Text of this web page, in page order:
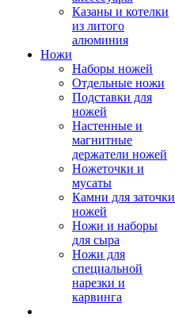
Казаны и котелки
из литого
алюминия
Ножи
Наборы ножей
Отдельные ножи
Подставки для
ножей
Настенные и
магнитные
держатели ножей
Ножеточки и
мусаты
Камни для заточки
ножей
Ножи и наборы
для сыра
Ножи для
специальной
нарезки и
карвинга